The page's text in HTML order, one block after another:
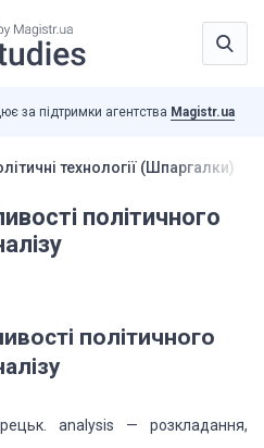
за підтримки агентства Magistr.ua
технології (Шпаргалки)
політичного
політичного
analysis — розкладання,